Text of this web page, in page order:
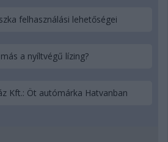
felhasználási lehetőségei
a nyíltvégű lízing?
Kft.: Öt autómárka Hatvanban